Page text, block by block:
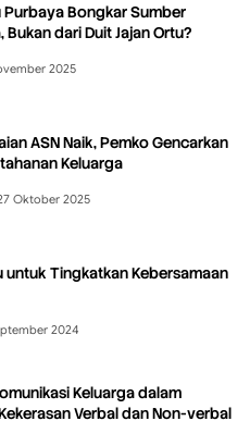
Purbaya Bongkar Sumber
Bukan dari Duit Jajan Ortu?
2025
ASN Naik, Pemko Gencarkan
Keluarga
Oktober 2025
untuk Tingkatkan Kebersamaan
2024
Keluarga dalam
Verbal dan Non-verbal